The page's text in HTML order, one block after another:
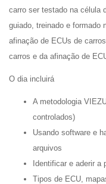
carro ser testado na célula
guiado, treinado e formado
afinação de ECUs de
carros e da afinação de
O dia incluirá
A metodologia
controlados)
Usando software e
arquivos
Identificar e aderir a
Tipos de ECU,